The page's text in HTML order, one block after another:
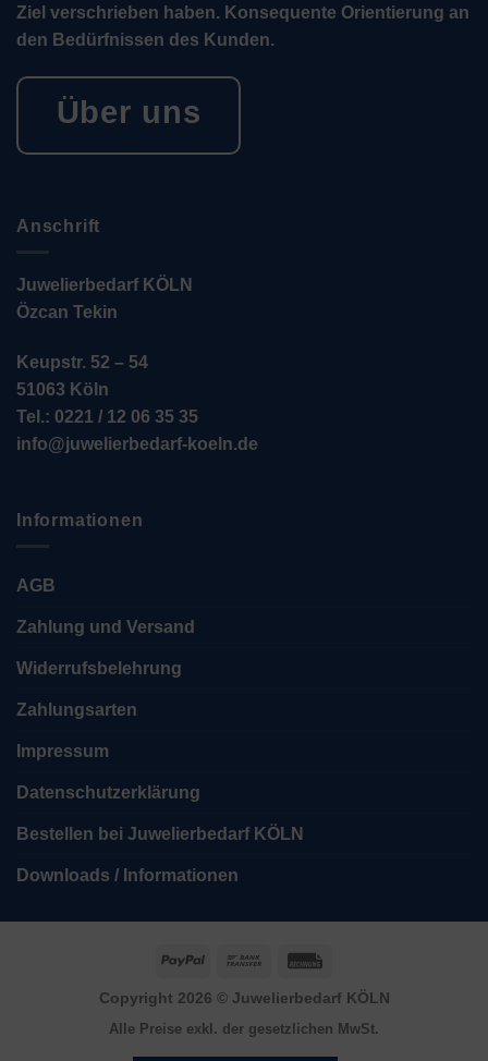
Ziel verschrieben haben. Konsequente Orientierung an
den Bedürfnissen des Kunden.
Über uns
Anschrift
Juwelierbedarf KÖLN
Özcan Tekin
Keupstr. 52 – 54
51063 Köln
Tel.: 0221 / 12 06 35 35
info@juwelierbedarf-koeln.de
Informationen
AGB
Zahlung und Versand
Widerrufsbelehrung
Zahlungsarten
Impressum
Datenschutzerklärung
Bestellen bei Juwelierbedarf KÖLN
Downloads / Informationen
PayPal
Bank
Copyright 2026 © Juwelierbedarf KÖLN
Alle Preise exkl. der gesetzlichen MwSt.